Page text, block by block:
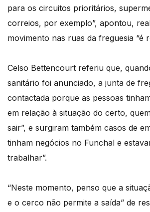
para os circuitos prioritários,
correios, por exemplo”, apontou,
movimento nas ruas da freguesia “é
Celso Bettencourt referiu que,
sanitário foi anunciado, a junta de
contactada porque as pessoas
em relação à situação do certo,
sair”, e surgiram também casos de
tinham negócios no Funchal e
trabalhar”.
“Neste momento, penso que a
e o cerco não permite a saída” de